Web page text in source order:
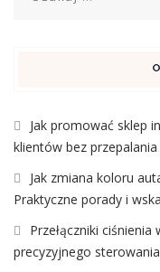
Jak promować sklep
klientów bez
Jak zmiana koloru
Praktyczne porady i
Przełączniki
precyzyjnego